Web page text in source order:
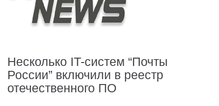
Несколько IT-систем “Почты
России” включили в реестр
отечественного ПО